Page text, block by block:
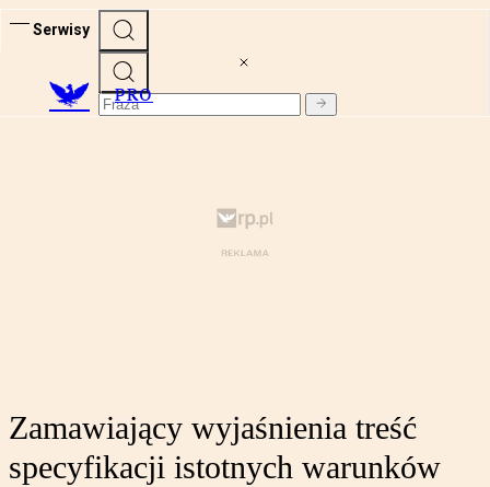
Serwisy
PRO
Zamawiający wyjaśnienia treść
specyfikacji istotnych warunków